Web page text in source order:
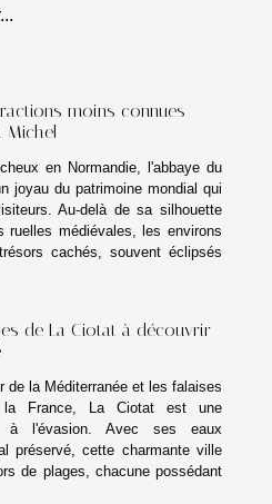
moins connues
Michel
en Normandie, l'abbaye du
joyau du patrimoine mondial qui
Au-delà de sa silhouette
ruelles médiévales, les environs
cachés, souvent éclipsés
de La Ciotat à découvrir
de la Méditerranée et les falaises
France, La Ciotat est une
à l'évasion. Avec ses eaux
préservé, cette charmante ville
de plages, chacune possédant